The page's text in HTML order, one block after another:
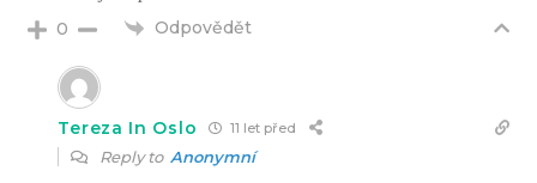
0 Odpovědět
Tereza In Oslo 11 let před
Reply to Anonymní